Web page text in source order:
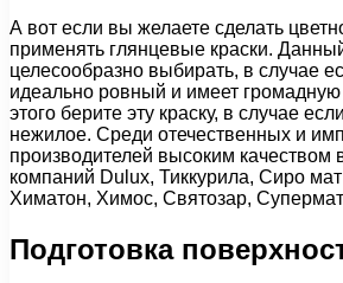
А вот если вы желаете сделать
применять глянцевые краски.
целесообразно выбирать, в случае
идеально ровный и имеет громадную
этого берите эту краску, в случае
нежилое. Среди отечественных и
производителей высоким качеством
компаний Dulux, Тиккурила, Сиро
Химатон, Химос, Святозар,
Подготовка